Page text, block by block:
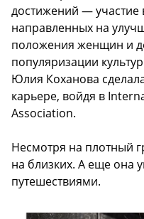
достижений — участие
направленных на
положения женщин и
популяризации
Юлия Коханова
карьере, войдя в
Association.
Несмотря на плотный
на близких. А еще она
путешествиями.